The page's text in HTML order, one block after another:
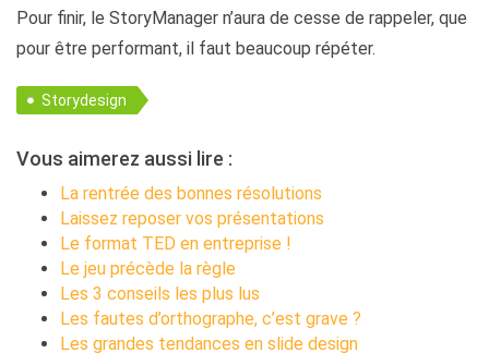
Pour finir, le StoryManager n’aura de cesse de rappeler, que
pour être performant, il faut beaucoup répéter.
Storydesign
Vous aimerez aussi lire :
La rentrée des bonnes résolutions
Laissez reposer vos présentations
Le format TED en entreprise !
Le jeu précède la règle
Les 3 conseils les plus lus
Les fautes d’orthographe, c’est grave ?
Les grandes tendances en slide design